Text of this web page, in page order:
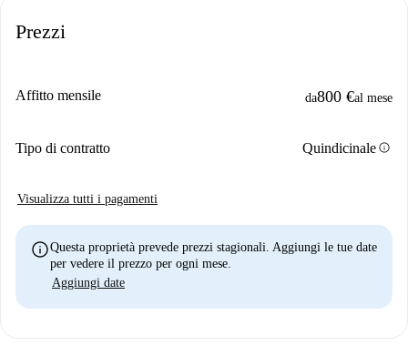
Prezzi
Affitto mensile da800 €al mese
Tipo di contratto Quindicinaleinfo
Visualizza tutti i pagamenti
infoQuesta proprietà prevede prezzi stagionali. Aggiungi le tue date
per vedere il prezzo per ogni mese.
Aggiungi date